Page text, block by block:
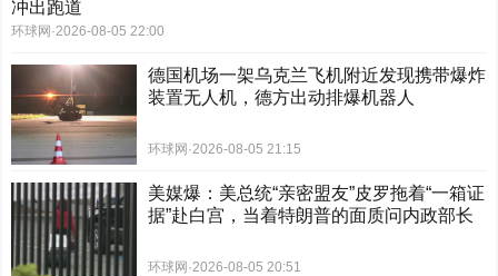
冲出跑道
环球网 ·2026-08-05 22:00
德国机场一架乌克兰飞机附近发现携带爆炸
装置无人机，德方出动排爆机器人
环球网 ·2026-08-05 21:15
美媒爆：美总统“亲密盟友”皮罗拖着“一箱证
据”赴白宫，当着特朗普的面质问内政部长
环球网 ·2026-08-05 20:51